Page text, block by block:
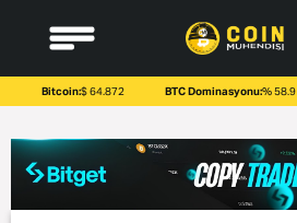
content
Bitcoin:$ 64.872 BTC Dominasyonu:% 58.9